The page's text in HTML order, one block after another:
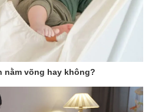
được thiết kế dạng vòm tạo cảm giác
áo lót.
sự bảo vệ thoải mái tối đa
thừa chảy ra nhanh chóng được hút
nhờ lớp màng siêu thấm.
nằm võng hay không?